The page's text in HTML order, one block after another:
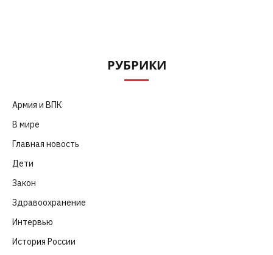
РУБРИКИ
Армия и ВПК
В мире
Главная новость
Дети
Закон
Здравоохранение
Интервью
История России